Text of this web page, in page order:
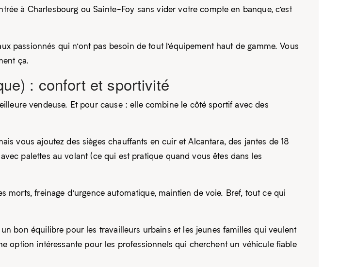
à Charlesbourg ou Sainte-Foy sans vider votre compte en banque, c’est
passionnés qui n’ont pas besoin de tout l’équipement haut de gamme. Vous
ça.
: confort et sportivité
vendeuse. Et pour cause : elle combine le côté sportif avec des
vous ajoutez des sièges chauffants en cuir et Alcantara, des jantes de 18
palettes au volant (ce qui est pratique quand vous êtes dans les
morts, freinage d’urgence automatique, maintien de voie. Bref, tout ce qui
bon équilibre pour les travailleurs urbains et les jeunes familles qui veulent
option intéressante pour les professionnels qui cherchent un véhicule fiable